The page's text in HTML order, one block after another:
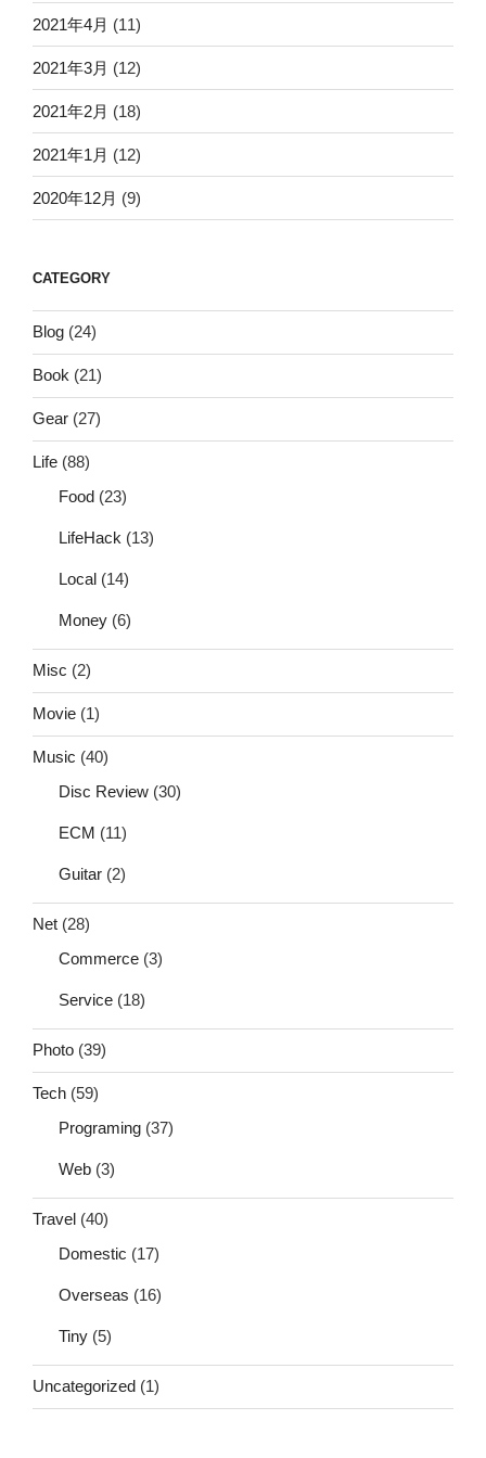
2021年4月 (11)
2021年3月 (12)
2021年2月 (18)
2021年1月 (12)
2020年12月 (9)
CATEGORY
Blog (24)
Book (21)
Gear (27)
Life (88)
Food (23)
LifeHack (13)
Local (14)
Money (6)
Misc (2)
Movie (1)
Music (40)
Disc Review (30)
ECM (11)
Guitar (2)
Net (28)
Commerce (3)
Service (18)
Photo (39)
Tech (59)
Programing (37)
Web (3)
Travel (40)
Domestic (17)
Overseas (16)
Tiny (5)
Uncategorized (1)